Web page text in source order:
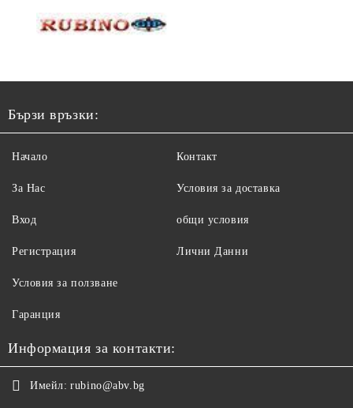
Бързи връзки:
Начало
За Нас
Вход
Регистрация
Контакт
Условия за доставка
общи условия
Лични Данни
Условия за ползване
Гаранция
Информация за контакти:
Имейл: rubino@abv.bg